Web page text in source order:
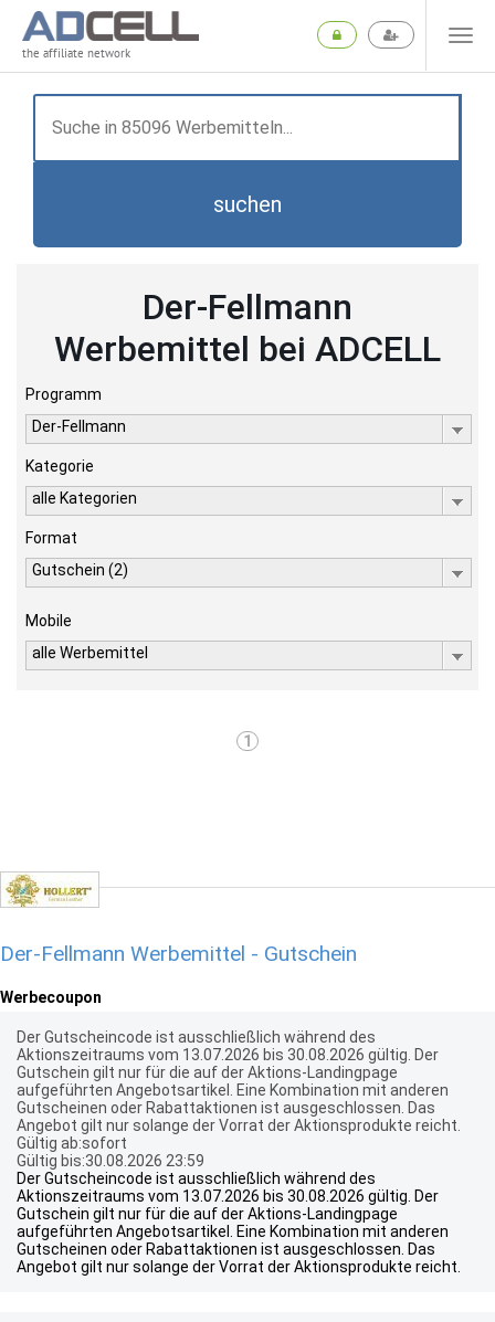
the affiliate network
suchen
Der-Fellmann
Werbemittel bei ADCELL
Programm
Der-Fellmann
Kategorie
alle Kategorien
Format
Gutschein (2)
Mobile
alle Werbemittel
1
Der-Fellmann Werbemittel - Gutschein
Werbecoupon
Der Gutscheincode ist ausschließlich während des
Aktionszeitraums vom 13.07.2026 bis 30.08.2026 gültig. Der
Gutschein gilt nur für die auf der Aktions-Landingpage
aufgeführten Angebotsartikel. Eine Kombination mit anderen
Gutscheinen oder Rabattaktionen ist ausgeschlossen. Das
Angebot gilt nur solange der Vorrat der Aktionsprodukte reicht.
Gültig ab:sofort
Gültig bis:30.08.2026 23:59
Der Gutscheincode ist ausschließlich während des
Aktionszeitraums vom 13.07.2026 bis 30.08.2026 gültig. Der
Gutschein gilt nur für die auf der Aktions-Landingpage
aufgeführten Angebotsartikel. Eine Kombination mit anderen
Gutscheinen oder Rabattaktionen ist ausgeschlossen. Das
Angebot gilt nur solange der Vorrat der Aktionsprodukte reicht.